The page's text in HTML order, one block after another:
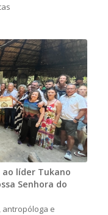
líder Tukano
Senhora do
antropóloga e